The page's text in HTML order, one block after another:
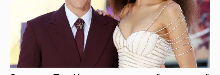
Женя Малахова с дочерью, Анастасия
Меськова с семьёй и другие звёзды
посетили премьеру фильма "Смешарики
сквозь вселенные"